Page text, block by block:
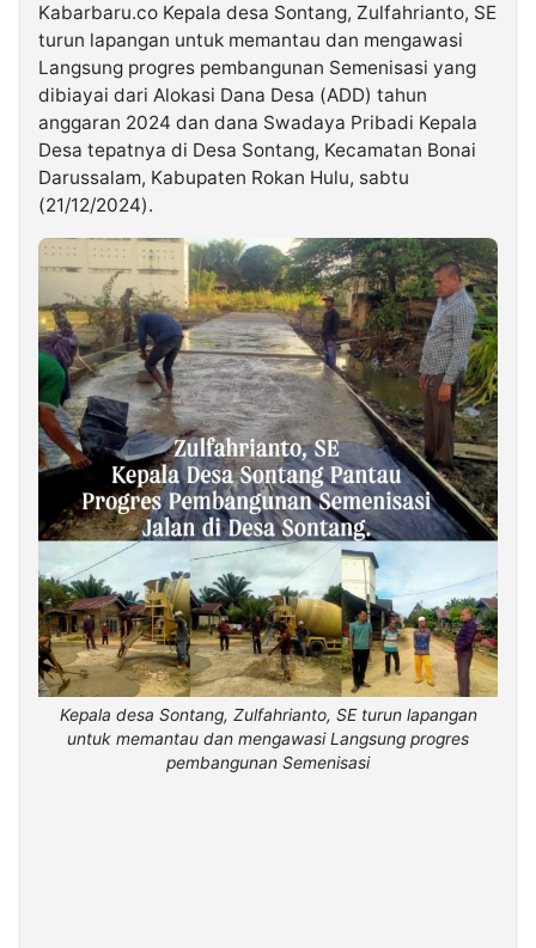
Kabarbaru.co
2026
Kabarbaru
Media
Holding
Kabarbaru.co Kepala desa Sontang, Zulfahrianto, SE
turun lapangan untuk memantau dan mengawasi
Langsung progres pembangunan Semenisasi yang
dibiayai dari Alokasi Dana Desa (ADD) tahun
anggaran 2024 dan dana Swadaya Pribadi Kepala
Desa tepatnya di Desa Sontang, Kecamatan Bonai
Darussalam, Kabupaten Rokan Hulu, sabtu
(21/12/2024).
Kepala desa Sontang, Zulfahrianto, SE turun lapangan
untuk memantau dan mengawasi Langsung progres
pembangunan Semenisasi